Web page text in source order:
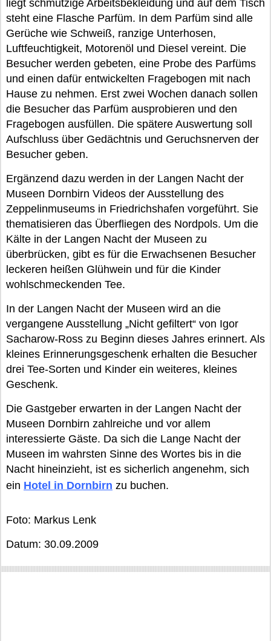
liegt schmutzige Arbeitsbekleidung und auf dem Tisch
steht eine Flasche Parfüm. In dem Parfüm sind alle
Gerüche wie Schweiß, ranzige Unterhosen,
Luftfeuchtigkeit, Motorenöl und Diesel vereint. Die
Besucher werden gebeten, eine Probe des Parfüms
und einen dafür entwickelten Fragebogen mit nach
Hause zu nehmen. Erst zwei Wochen danach sollen
die Besucher das Parfüm ausprobieren und den
Fragebogen ausfüllen. Die spätere Auswertung soll
Aufschluss über Gedächtnis und Geruchsnerven der
Besucher geben.
Ergänzend dazu werden in der Langen Nacht der
Museen Dornbirn Videos der Ausstellung des
Zeppelinmuseums in Friedrichshafen vorgeführt. Sie
thematisieren das Überfliegen des Nordpols. Um die
Kälte in der Langen Nacht der Museen zu
überbrücken, gibt es für die Erwachsenen Besucher
leckeren heißen Glühwein und für die Kinder
wohlschmeckenden Tee.
In der Langen Nacht der Museen wird an die
vergangene Ausstellung „Nicht gefiltert“ von Igor
Sacharow-Ross zu Beginn dieses Jahres erinnert. Als
kleines Erinnerungsgeschenk erhalten die Besucher
drei Tee-Sorten und Kinder ein weiteres, kleines
Geschenk.
Die Gastgeber erwarten in der Langen Nacht der
Museen Dornbirn zahlreiche und vor allem
interessierte Gäste. Da sich die Lange Nacht der
Museen im wahrsten Sinne des Wortes bis in die
Nacht hineinzieht, ist es sicherlich angenehm, sich
ein Hotel in Dornbirn zu buchen.
Foto: Markus Lenk
Datum: 30.09.2009